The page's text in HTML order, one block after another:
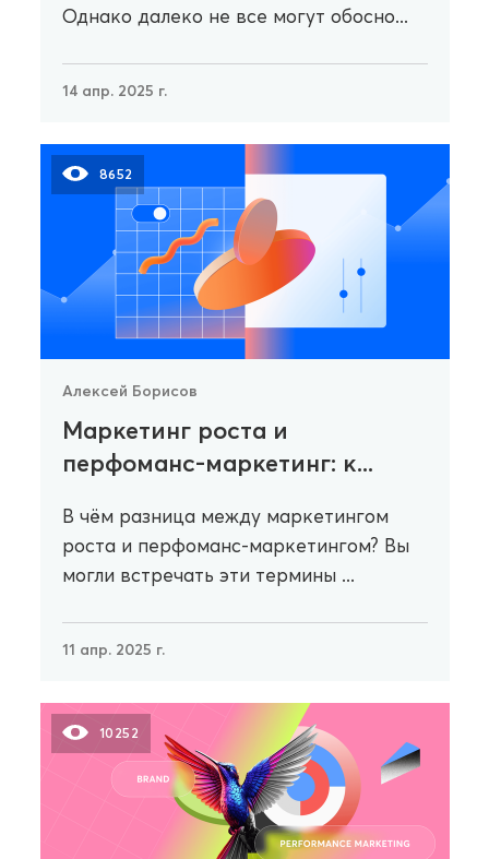
Однако далеко не все могут обосно...
14 апр. 2025 г.
8652
Алексей Борисов
Маркетинг роста и
перфоманс-маркетинг: к...
В чём разница между маркетингом
роста и перфоманс-маркетингом? Вы
могли встречать эти термины ...
11 апр. 2025 г.
10252